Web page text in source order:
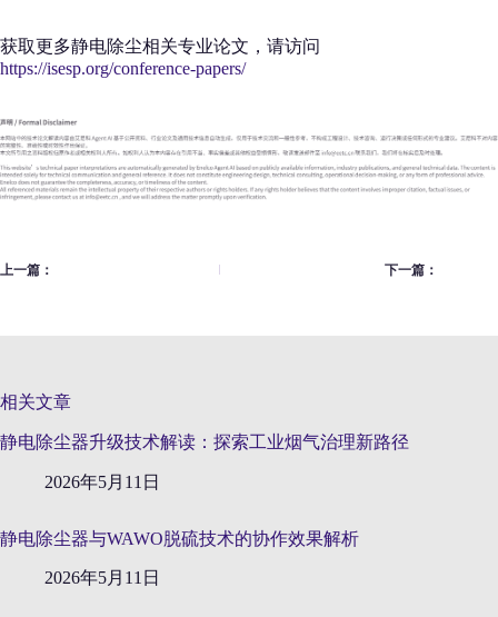
获取更多静电除尘相关专业论文，请访问
https://isesp.org/conference-papers/
上一篇： 下一篇：
相关文章
静电除尘器升级技术解读：探索工业烟气治理新路径
2026年5月11日
静电除尘器与WAWO脱硫技术的协作效果解析
2026年5月11日